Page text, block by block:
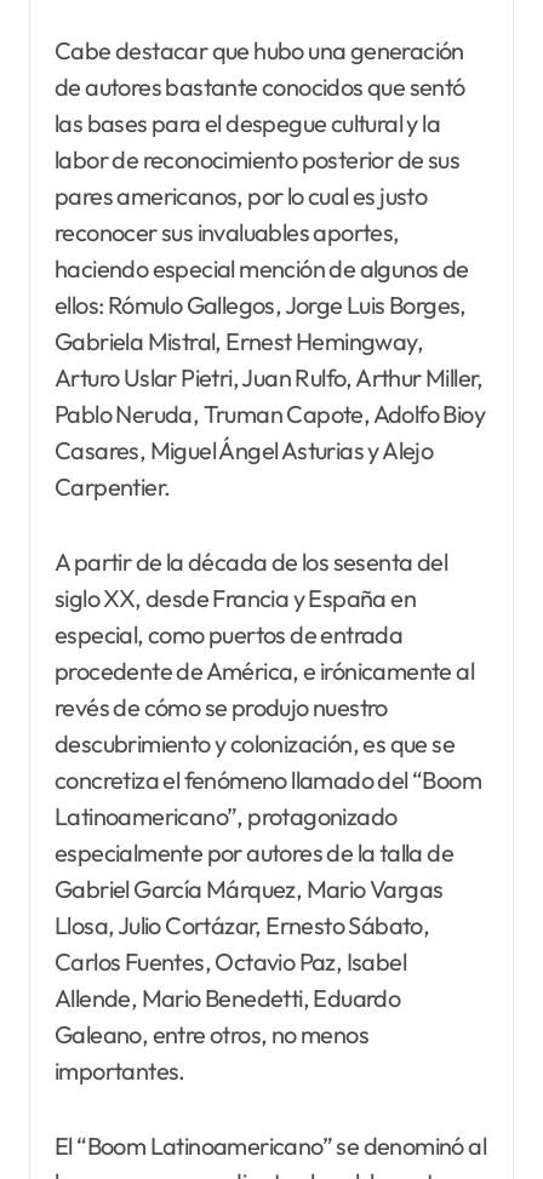
Cabe destacar que hubo una generación
de autores bastante conocidos que sentó
las bases para el despegue cultural y la
labor de reconocimiento posterior de sus
pares americanos, por lo cual es justo
reconocer sus invaluables aportes,
haciendo especial mención de algunos de
ellos: Rómulo Gallegos, Jorge Luis Borges,
Gabriela Mistral, Ernest Hemingway,
Arturo Uslar Pietri, Juan Rulfo, Arthur Miller,
Pablo Neruda, Truman Capote, Adolfo Bioy
Casares, Miguel Ángel Asturias y Alejo
Carpentier.
A partir de la década de los sesenta del
siglo XX, desde Francia y España en
especial, como puertos de entrada
procedente de América, e irónicamente al
revés de cómo se produjo nuestro
descubrimiento y colonización, es que se
concretiza el fenómeno llamado del “Boom
Latinoamericano”, protagonizado
especialmente por autores de la talla de
Gabriel García Márquez, Mario Vargas
Llosa, Julio Cortázar, Ernesto Sábato,
Carlos Fuentes, Octavio Paz, Isabel
Allende, Mario Benedetti, Eduardo
Galeano, entre otros, no menos
importantes.
El “Boom Latinoamericano” se denominó al